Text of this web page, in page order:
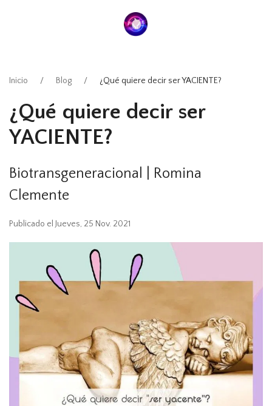
Inicio Blog ¿Qué quiere decir ser YACIENTE?
¿Qué quiere decir ser
YACIENTE?
Biotransgeneracional | Romina
Clemente
Publicado el Jueves, 25 Nov. 2021